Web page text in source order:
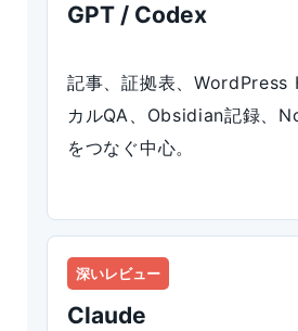
GPT / Codex
記事、証拠表、WordPress
カルQA、Obsidian記録、
をつなぐ中心。
深いレビュー
Claude